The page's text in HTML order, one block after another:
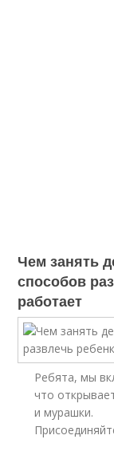
Чем занять
способов
работает
Ребята, мы
что
и мурашки.